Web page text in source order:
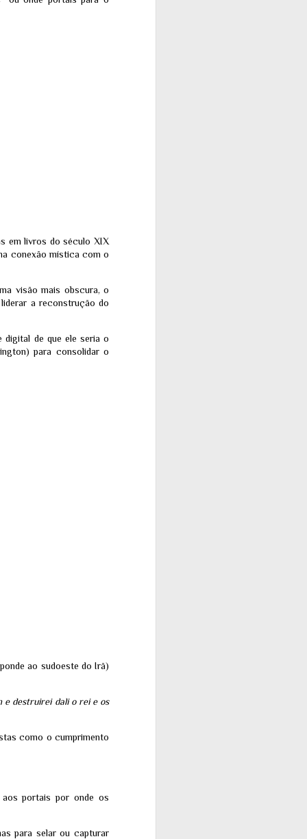
em livros do século XIX
conexão mística com o
visão mais obscura, o
a reconstrução do
digital de que ele seria o
para consolidar o
ao sudoeste do Irã)
e destruirei dali o rei e os
como o cumprimento
portais por onde os
para selar ou capturar